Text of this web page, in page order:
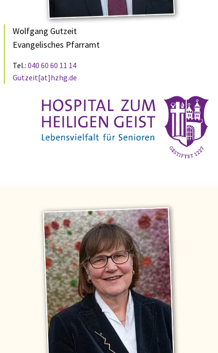
Wolfgang Gutzeit
Evangelisches Pfarramt
Tel.: 040 60 60 11 14
Gutzeit[at]hzhg.de